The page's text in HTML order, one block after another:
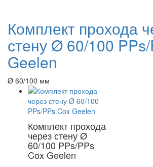
Комплект прохода
стену Ø 60/100
Geelen
Ø 60/100 мм
Комплект прохода
через стену Ø
60/100 PPs/PPs
Cox Geelen